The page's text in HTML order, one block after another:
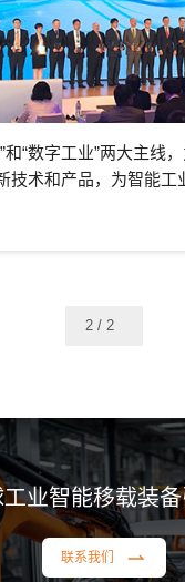
和“数字工业”两大主线
技术和产品，为智能工
碳实现
业智能移载装
联系我们